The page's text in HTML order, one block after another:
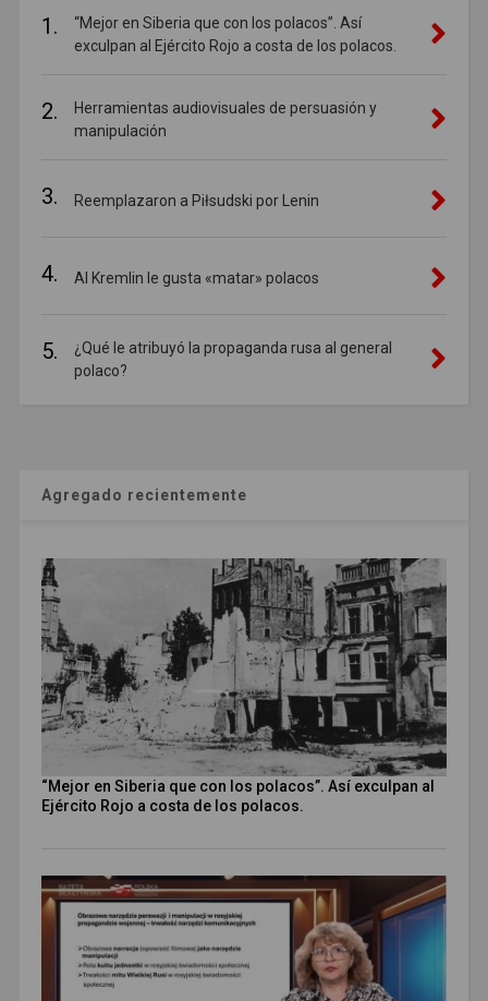
1.
“Mejor en Siberia que con los polacos”. Así
exculpan al Ejército Rojo a costa de los polacos.
2.
Herramientas audiovisuales de persuasión y
manipulación
3. Reemplazaron a Piłsudski por Lenin
4. Al Kremlin le gusta «matar» polacos
5.
¿Qué le atribuyó la propaganda rusa al general
polaco?
Agregado recientemente
“Mejor en Siberia que con los polacos”. Así exculpan al
Ejército Rojo a costa de los polacos.